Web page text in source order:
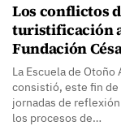
Los conflictos
turistificación
Fundación
La Escuela de Otoño
consistió, este fin de
jornadas de
los procesos de…